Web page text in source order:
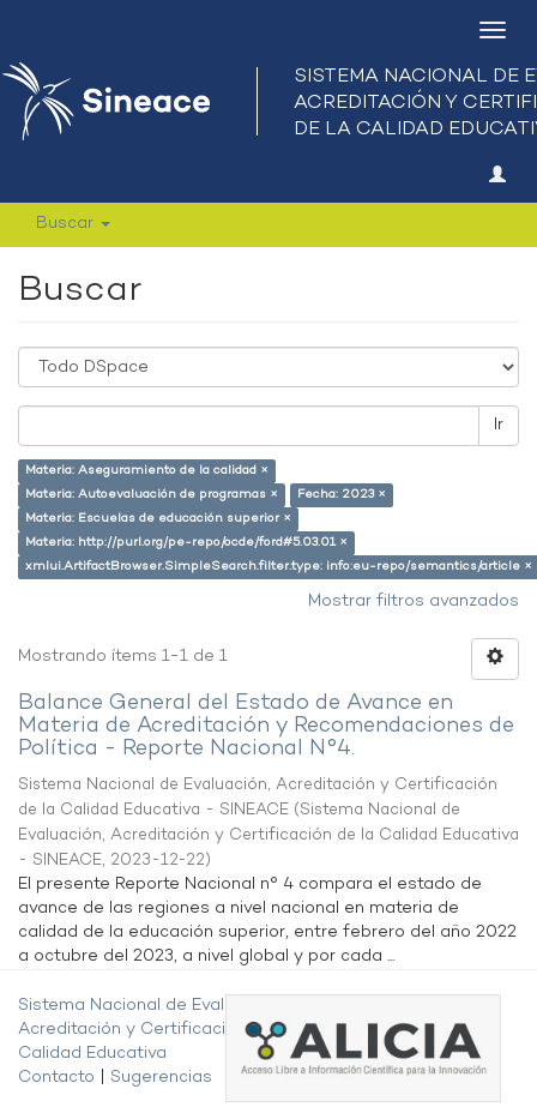
Buscar
Buscar
Ir
Materia: Aseguramiento de la calidad ×
Materia: Autoevaluación de programas ×
Fecha: 2023 ×
Materia: Escuelas de educación superior ×
Materia: http://purl.org/pe-repo/ocde/ford#5.03.01 ×
xmlui.ArtifactBrowser.SimpleSearch.filter.type: info:eu-repo/semantics/article ×
Mostrar filtros avanzados
Mostrando ítems 1-1 de 1
Balance General del Estado de Avance en
Materia de Acreditación y Recomendaciones de
Política - Reporte Nacional N°4.
Sistema Nacional de Evaluación, Acreditación y Certificación
de la Calidad Educativa - SINEACE (Sistema Nacional de
Evaluación, Acreditación y Certificación de la Calidad Educativa
- SINEACE, 2023-12-22)
El presente Reporte Nacional n° 4 compara el estado de
avance de las regiones a nivel nacional en materia de
calidad de la educación superior, entre febrero del año 2022
a octubre del 2023, a nivel global y por cada ...
Sistema Nacional de Evaluación,
Acreditación y Certificación de la
Calidad Educativa
Contacto
Sugerencias